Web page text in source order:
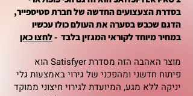
בסדרת הצעצועים החדשה של חברת סטיספייר,
הדגם שכבש בסערה את העולם כולו עכשיו
במחיר מיוחד לקוראי המגזין בלבד -לחצו כאן
מוצר האהבה הזה מסדרת Satisfyer הוא
פיתוח חדשני ומהפכני של גירוי באמצעות גלי
יניקה ללא מגע, המיועדת לגירוי חיצוני ממוקד